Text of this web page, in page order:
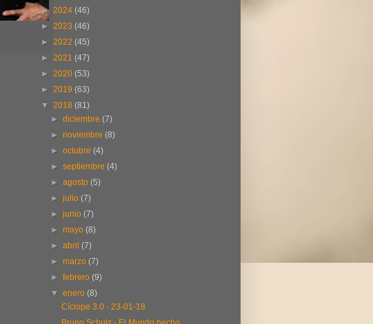
► 2024 (46)
► 2023 (46)
► 2022 (45)
► 2021 (47)
► 2020 (53)
► 2019 (63)
▼ 2018 (81)
►diciembre(7)
►noviembre(8)
►octubre(4)
►septiembre(4)
►agosto(5)
►julio(7)
►junio(7)
►mayo(8)
►abril(7)
►marzo(7)
►febrero(9)
▼enero(8)
Cíclope 3.0 - 23-01-18